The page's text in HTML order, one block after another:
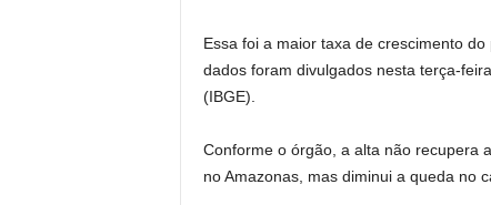
Essa foi a maior taxa de crescimento
dados foram divulgados nesta terça-
(IBGE).
Conforme o órgão, a alta não recupera
no Amazonas, mas diminui a queda no